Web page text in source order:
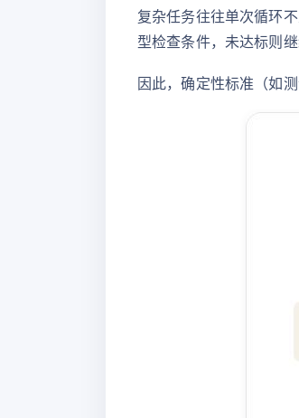
复杂任务往往单次循环
型检查条件，未达标则
因此，确定性标准（如